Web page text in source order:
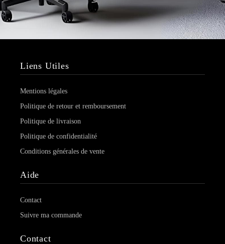
Liens Utiles
Mentions légales
Politique de retour et remboursement
Politique de livraison
Politique de confidentialité
Conditions générales de vente
Aide
Contact
Suivre ma commande
Contact